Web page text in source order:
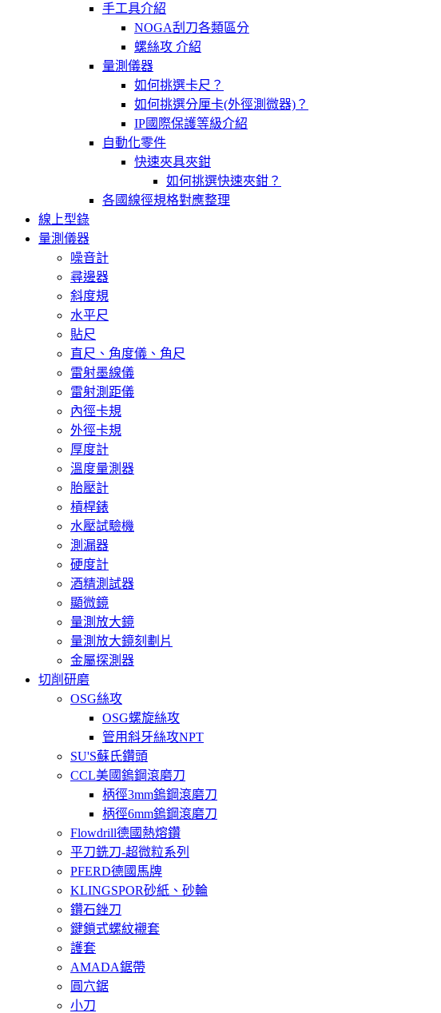
手工具介紹
NOGA刮刀各類區分
螺絲攻 介紹
量測儀器
如何挑選卡尺？
如何挑選分厘卡(外徑測微器)？
IP國際保護等級介紹
自動化零件
快速夾具夾鉗
如何挑選快速夾鉗？
各國線徑規格對應整理
線上型錄
量測儀器
噪音計
尋邊器
斜度規
水平尺
貼尺
直尺、角度儀、角尺
雷射墨線儀
雷射測距儀
內徑卡規
外徑卡規
厚度計
溫度量測器
胎壓計
槓桿錶
水壓試驗機
測漏器
硬度計
酒精測試器
顯微鏡
量測放大鏡
量測放大鏡刻劃片
金屬探測器
切削研磨
OSG絲攻
OSG螺旋絲攻
管用斜牙絲攻NPT
SU'S蘇氏鑽頭
CCL美國鎢鋼滾磨刀
柄徑3mm鎢鋼滾磨刀
柄徑6mm鎢鋼滾磨刀
Flowdrill德國熱熔鑽
平刀銑刀-超微粒系列
PFERD德國馬牌
KLINGSPOR砂紙、砂輪
鑽石銼刀
鍵鎖式螺紋襯套
護套
AMADA鋸帶
圓穴鋸
小刀